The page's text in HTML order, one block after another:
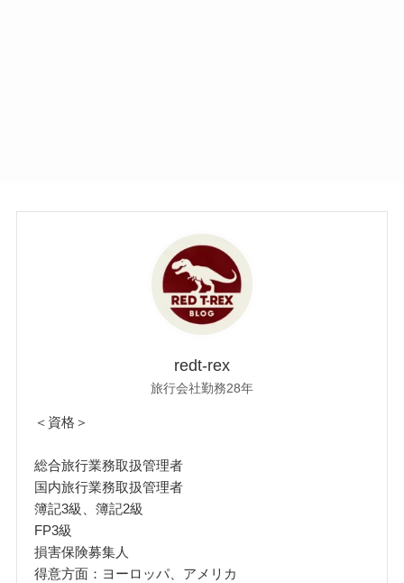
redt-rex
旅行会社勤務28年
＜資格＞
総合旅行業務取扱管理者
国内旅行業務取扱管理者
簿記3級、簿記2級
FP3級
損害保険募集人
得意方面：ヨーロッパ、アメリカ